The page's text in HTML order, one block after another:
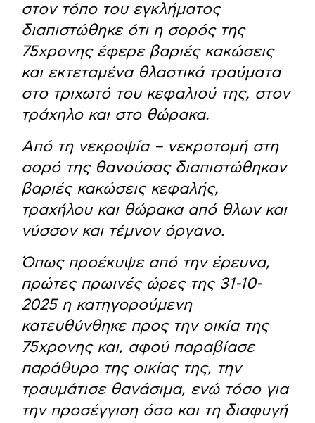
στον τόπο του εγκλήματος
διαπιστώθηκε ότι η σορός της
75χρονης έφερε βαριές κακώσεις
και εκτεταμένα θλαστικά τραύματα
στο τριχωτό του κεφαλιού της, στον
τράχηλο και στο θώρακα.
Από τη νεκροψία – νεκροτομή στη
σορό της θανούσας διαπιστώθηκαν
βαριές κακώσεις κεφαλής,
τραχήλου και θώρακα από θλων και
νύσσον και τέμνον όργανο.
Όπως προέκυψε από την έρευνα,
πρώτες πρωινές ώρες της 31-10-
2025 η κατηγορούμενη
κατευθύνθηκε προς την οικία της
75χρονης και, αφού παραβίασε
παράθυρο της οικίας της, την
τραυμάτισε θανάσιμα, ενώ τόσο για
την προσέγγιση όσο και τη διαφυγή